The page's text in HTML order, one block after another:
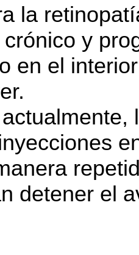
la
y
en el
detener el